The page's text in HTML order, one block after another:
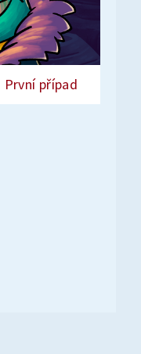
První případ